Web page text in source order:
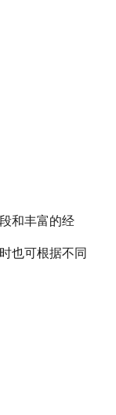
和丰富的经
也可根据不同